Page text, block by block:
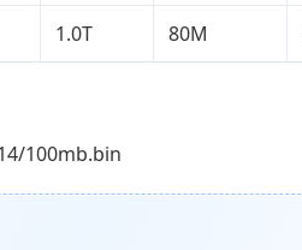
1.0T 80M
100mb.bin